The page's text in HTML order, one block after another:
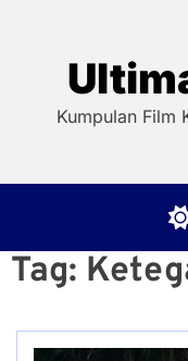
Kumpulan Film
Tag: